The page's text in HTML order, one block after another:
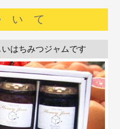
い て
はちみつジャムです